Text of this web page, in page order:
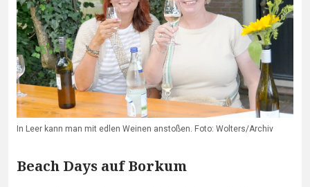
In Leer kann man mit edlen Weinen anstoßen. Foto: Wolters/Archiv
Beach Days auf Borkum